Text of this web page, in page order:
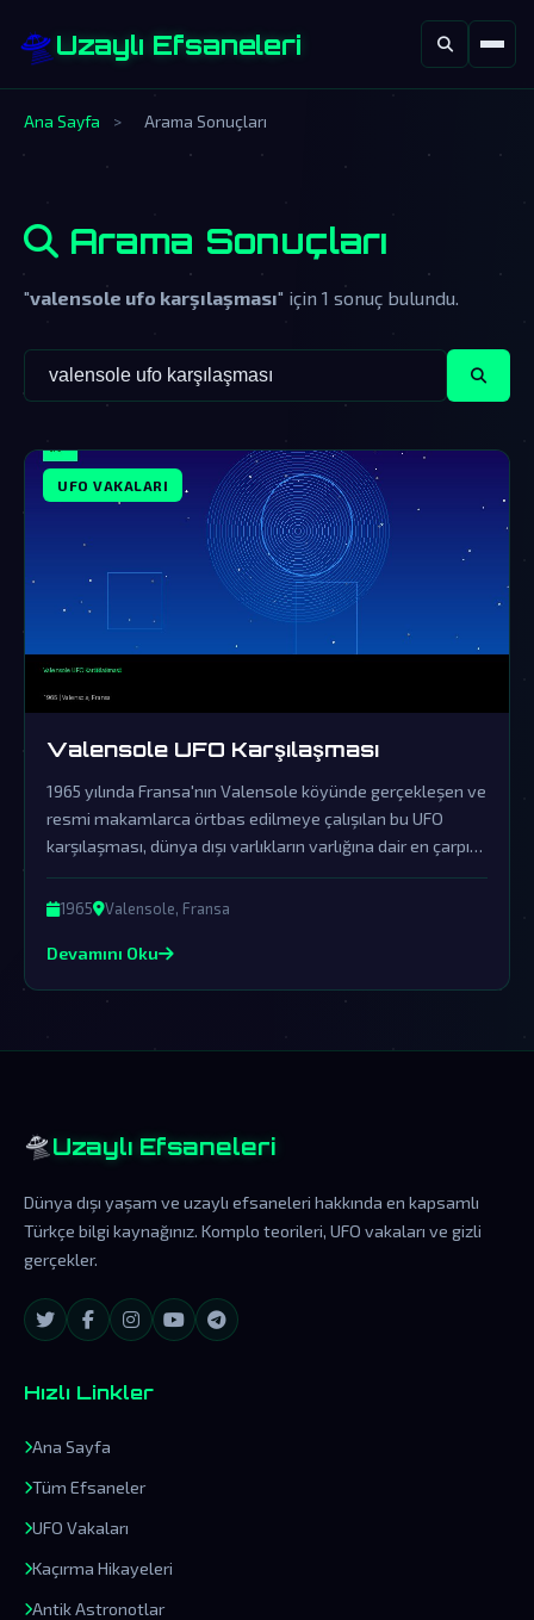
🛸Uzaylı Efsaneleri
Ana Sayfa > Arama Sonuçları
Arama Sonuçları
"valensole ufo karşılaşması" için 1 sonuç bulundu.
UFO VAKALARI
Valensole UFO Karşılaşması
1965 yılında Fransa'nın Valensole köyünde gerçekleşen ve
resmi makamlarca örtbas edilmeye çalışılan bu UFO
karşılaşması, dünya dışı varlıkların varlığına dair en çarpıcı
kanıtlardan birini sunuyor.
1965 Valensole, Fransa
Devamını Oku
🛸 Uzaylı Efsaneleri
Dünya dışı yaşam ve uzaylı efsaneleri hakkında en kapsamlı
Türkçe bilgi kaynağınız. Komplo teorileri, UFO vakaları ve gizli
gerçekler.
Hızlı Linkler
Ana Sayfa
Tüm Efsaneler
UFO Vakaları
Kaçırma Hikayeleri
Antik Astronotlar